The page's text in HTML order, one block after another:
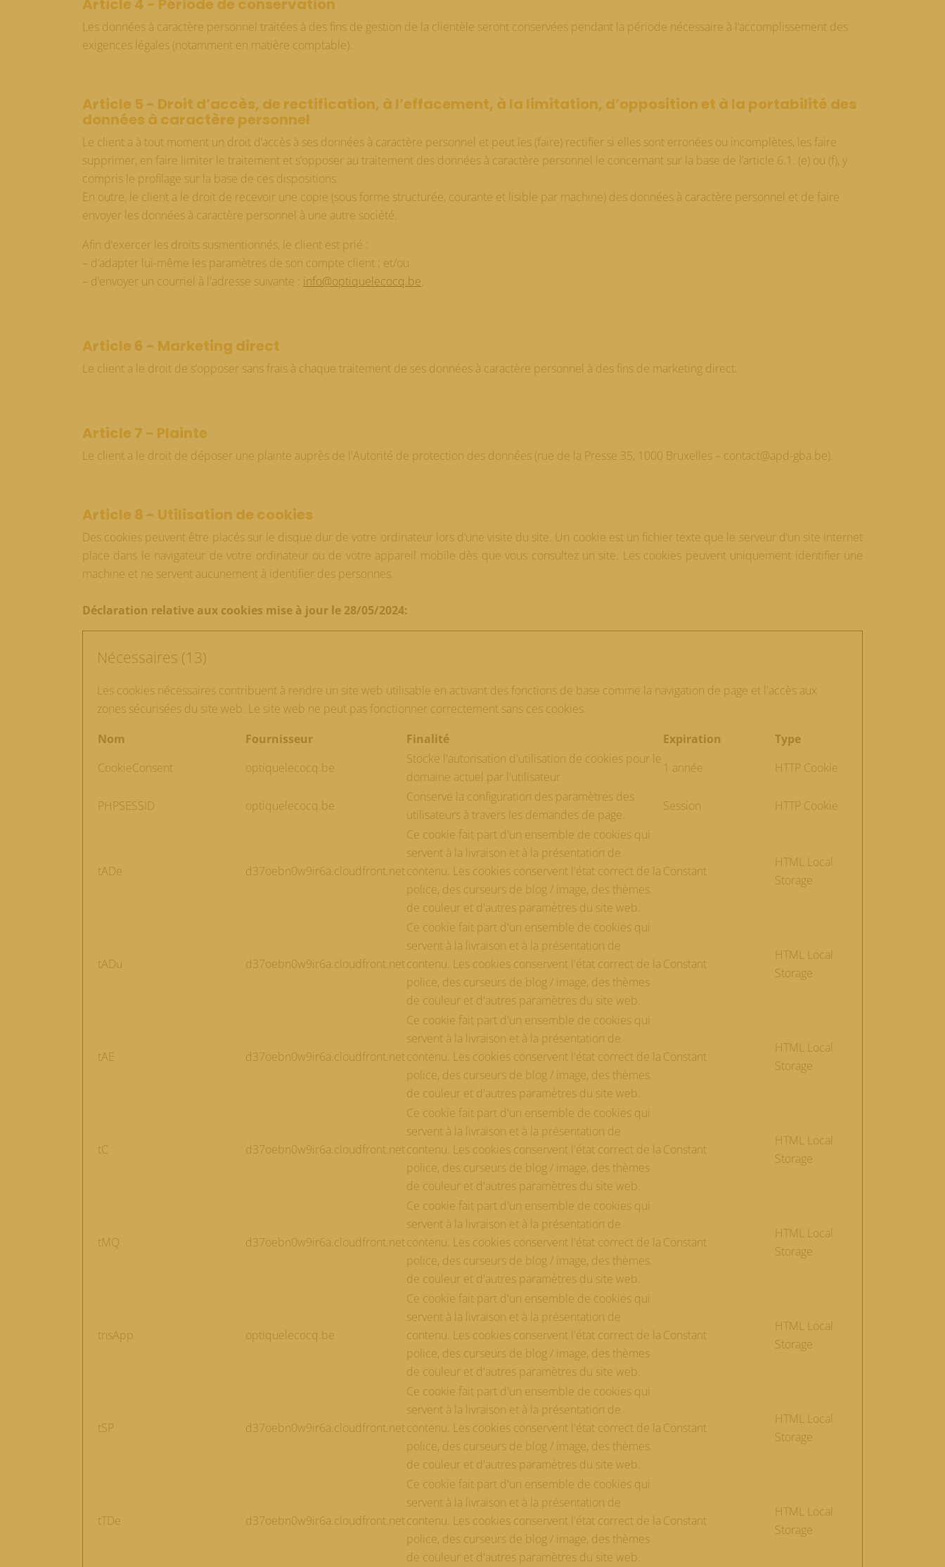
Article 4 - Période de conservation
Les données à caractère personnel traitées à des fins de gestion de la clientèle seront conservées pendant la période nécessaire à l’accomplissement des
exigences légales (notamment en matière comptable).
Article 5 - Droit d’accès, de rectification, à l’effacement, à la limitation, d’opposition et à la portabilité des
données à caractère personnel
Le client a à tout moment un droit d’accès à ses données à caractère personnel et peut les (faire) rectifier si elles sont erronées ou incomplètes, les faire
supprimer, en faire limiter le traitement et s’opposer au traitement des données à caractère personnel le concernant sur la base de l’article 6.1. (e) ou (f), y
compris le profilage sur la base de ces dispositions.
En outre, le client a le droit de recevoir une copie (sous forme structurée, courante et lisible par machine) des données à caractère personnel et de faire
envoyer les données à caractère personnel à une autre société.
Afin d’exercer les droits susmentionnés, le client est prié :
– d’adapter lui-même les paramètres de son compte client ; et/ou
– d’envoyer un courriel à l'adresse suivante : info@optiquelecocq.be
Article 6 - Marketing direct
Le client a le droit de s’opposer sans frais à chaque traitement de ses données à caractère personnel à des fins de marketing direct.
Article 7 - Plainte
Le client a le droit de déposer une plainte auprès de l'Autorité de protection des données (rue de la Presse 35, 1000 Bruxelles – contact@apd-gba.be).
Article 8 - Utilisation de cookies
Des cookies peuvent être placés sur le disque dur de votre ordinateur lors d’une visite du site. Un cookie est un fichier texte que le serveur d’un site internet
place dans le navigateur de votre ordinateur ou de votre appareil mobile dès que vous consultez un site. Les cookies peuvent uniquement identifier une
machine et ne servent aucunement à identifier des personnes.
Déclaration relative aux cookies mise à jour le 28/05/2024:
Nécessaires (13)
Les cookies nécessaires contribuent à rendre un site web utilisable en activant des fonctions de base comme la navigation de page et l'accès aux
zones sécurisées du site web. Le site web ne peut pas fonctionner correctement sans ces cookies.
Nom
Fournisseur Finalité Expiration
Type
CookieConsent
optiquelecocq.be
Stocke l'autorisation d'utilisation de cookies pour le
domaine actuel par l'utilisateur
1 année HTTP Cookie
PHPSESSID optiquelecocq.be
Conserve la configuration des paramètres des
utilisateurs à travers les demandes de page.
Session HTTP Cookie
tADe d37oebn0w9ir6a.cloudfront.net
Ce cookie fait part d'un ensemble de cookies qui
servent à la livraison et à la présentation de
contenu. Les cookies conservent l'état correct de la
police, des curseurs de blog / image, des thèmes
de couleur et d'autres paramètres du site web.
Constant
HTML Local
Storage
tADu d37oebn0w9ir6a.cloudfront.net
Ce cookie fait part d'un ensemble de cookies qui
servent à la livraison et à la présentation de
contenu. Les cookies conservent l'état correct de la
police, des curseurs de blog / image, des thèmes
de couleur et d'autres paramètres du site web.
Constant
HTML Local
Storage
tAE d37oebn0w9ir6a.cloudfront.net
Ce cookie fait part d'un ensemble de cookies qui
servent à la livraison et à la présentation de
contenu. Les cookies conservent l'état correct de la
police, des curseurs de blog / image, des thèmes
de couleur et d'autres paramètres du site web.
Constant
HTML Local
Storage
tC d37oebn0w9ir6a.cloudfront.net
Ce cookie fait part d'un ensemble de cookies qui
servent à la livraison et à la présentation de
contenu. Les cookies conservent l'état correct de la
police, des curseurs de blog / image, des thèmes
de couleur et d'autres paramètres du site web.
Constant
HTML Local
Storage
tMQ d37oebn0w9ir6a.cloudfront.net
Ce cookie fait part d'un ensemble de cookies qui
servent à la livraison et à la présentation de
contenu. Les cookies conservent l'état correct de la
police, des curseurs de blog / image, des thèmes
de couleur et d'autres paramètres du site web.
Constant
HTML Local
Storage
tnsApp optiquelecocq.be
Ce cookie fait part d'un ensemble de cookies qui
servent à la livraison et à la présentation de
contenu. Les cookies conservent l'état correct de la
police, des curseurs de blog / image, des thèmes
de couleur et d'autres paramètres du site web.
Constant
HTML Local
Storage
tSP d37oebn0w9ir6a.cloudfront.net
Ce cookie fait part d'un ensemble de cookies qui
servent à la livraison et à la présentation de
contenu. Les cookies conservent l'état correct de la
police, des curseurs de blog / image, des thèmes
de couleur et d'autres paramètres du site web.
Constant
HTML Local
Storage
tTDe d37oebn0w9ir6a.cloudfront.net
Ce cookie fait part d'un ensemble de cookies qui
servent à la livraison et à la présentation de
contenu. Les cookies conservent l'état correct de la
police, des curseurs de blog / image, des thèmes
de couleur et d'autres paramètres du site web.
Constant
HTML Local
Storage